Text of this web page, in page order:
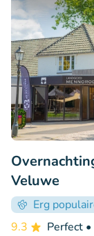
Veluwe
Erg
9.3
Perfect